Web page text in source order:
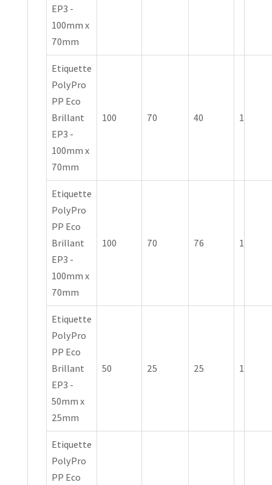
EP3 -
100mm x
70mm
Etiquette
PolyPro
PP Eco
Brillant
EP3 -
100mm x
70mm
100 70 40 1
Etiquette
PolyPro
PP Eco
Brillant
EP3 -
100mm x
70mm
100 70 76 1
Etiquette
PolyPro
PP Eco
Brillant
EP3 -
50mm x
25mm
50 25 25 1
Etiquette
PolyPro
PP Eco